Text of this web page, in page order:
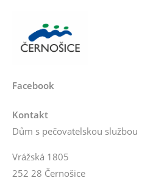
Facebook
Kontakt
Dům s pečovatelskou službou
Vrážská 1805
252 28 Černošice